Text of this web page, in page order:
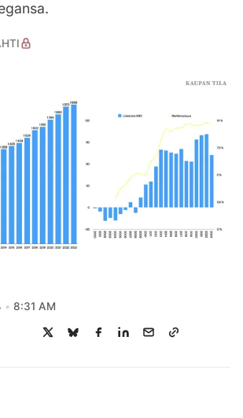
8:31 AM